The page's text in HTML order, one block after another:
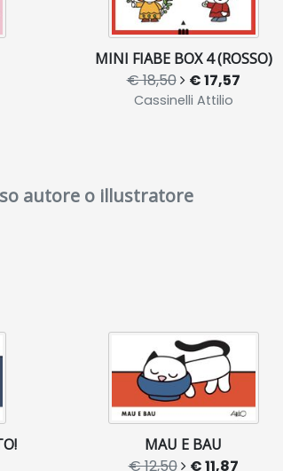
MINI FIABE BOX 4 (ROSSO)
€ 18,50 € 17,57
Cassinelli Attilio
autore o illustratore
MAU E BAU
€ 12,50 € 11,87